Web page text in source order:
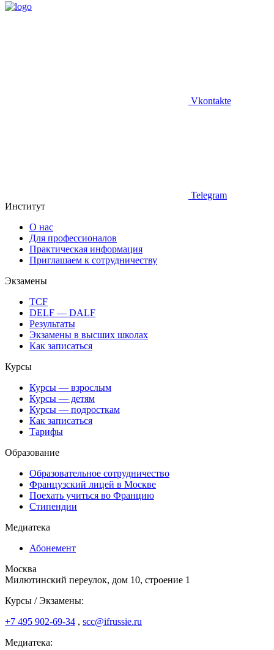
Vkontakte
Telegram
Институт
О нас
Для профессионалов
Практическая информация
Приглашаем к сотрудничеству
Экзамены
TCF
DELF — DALF
Результаты
Экзамены в высших школах
Как записаться
Курсы
Курсы — взрослым
Курсы — детям
Курсы — подросткам
Как записаться
Тарифы
Образование
Образовательное сотрудничество
Французский лицей в Москве
Поехать учиться во Францию
Стипендии
Медиатека
Абонемент
Москва
Милютинский переулок, дом 10, строение 1
Курсы / Экзамены:
+7 495 902-69-34 , scc@ifrussie.ru
Медиатека: